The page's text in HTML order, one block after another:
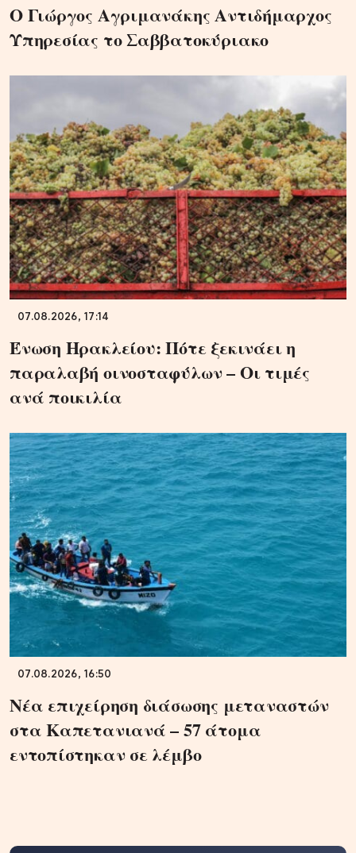
Ο Γιώργος Αγριμανάκης Αντιδήμαρχος
Υπηρεσίας το Σαββατοκύριακο
07.08.2026, 17:14
Ένωση Ηρακλείου: Πότε ξεκινάει η
παραλαβή οινοσταφύλων – Οι τιμές
ανά ποικιλία
07.08.2026, 16:50
Νέα επιχείρηση διάσωσης μεταναστών
στα Καπετανιανά – 57 άτομα
εντοπίστηκαν σε λέμβο